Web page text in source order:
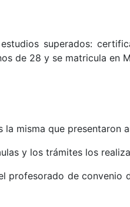
superados:
de 28 y se matricula en
misma que presentaron
y los trámites los
profesorado de convenio